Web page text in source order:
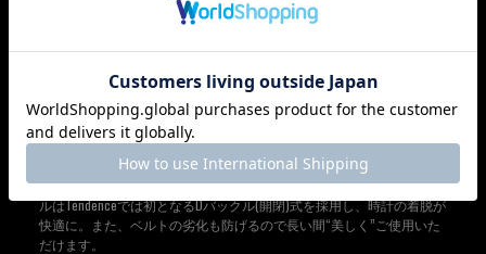
カートに入れる
3Dダイヤモンド加工をガラス全体に施し、光の反射によってキラキラ
と輝きます。ベゼルにはクリスタルガラスを使用。腕元にエレガント
な印象を与え、シーズン問わずコーディネートにインパクトを与えて
くれます。 ストラップは上質な型押しのカーフレザーを採用。バック
ルはTendenceでは初となるDバックル(開閉)式を採用し、時計の着脱が
快適に。また、ベルトの劣化も防げるので長い間“美しく”ご使用いた
だけます。